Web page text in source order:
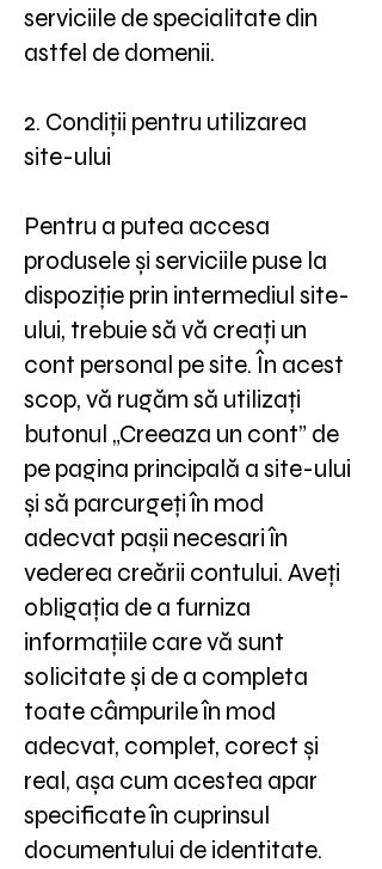
serviciile de specialitate din
astfel de domenii.
2. Condiții pentru utilizarea
site-ului
Pentru a putea accesa
produsele și serviciile puse la
dispoziție prin intermediul site-
ului, trebuie să vă creați un
cont personal pe site. În acest
scop, vă rugăm să utilizați
butonul „Creeaza un cont” de
pe pagina principală a site-ului
și să parcurgeți în mod
adecvat pașii necesari în
vederea creării contului. Aveți
obligația de a furniza
informațiile care vă sunt
solicitate și de a completa
toate câmpurile în mod
adecvat, complet, corect și
real, așa cum acestea apar
specificate în cuprinsul
documentului de identitate.